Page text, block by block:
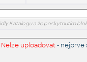
Katalogu a že poskytnutím
Nelze uploadovat- nejprve